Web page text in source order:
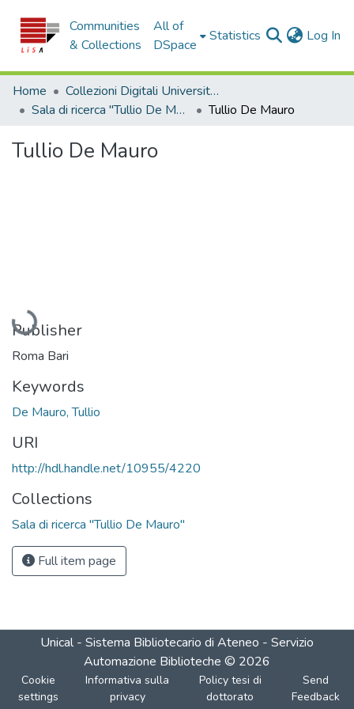
Communities
& Collections
All of
DSpace
Statistics Log In
Home
Collezioni Digitali Università della Calabria
Sala di ricerca "Tullio De Mauro"
Tullio De Mauro
Tullio De Mauro
Loading...
Publisher
Roma Bari
Keywords
De Mauro, Tullio
URI
http://hdl.handle.net/10955/4220
Collections
Sala di ricerca "Tullio De Mauro"
Full item page
Unical - Sistema Bibliotecario di Ateneo - Servizio
Automazione Biblioteche © 2026
Cookie
settings
Informativa sulla
privacy
Policy tesi di
dottorato
Send
Feedback